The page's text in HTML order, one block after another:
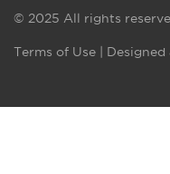
© 2025 All rights
Terms of Use |